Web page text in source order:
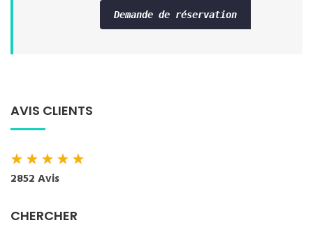
Demande de réservation
AVIS CLIENTS
★★★★★
2852 Avis
CHERCHER